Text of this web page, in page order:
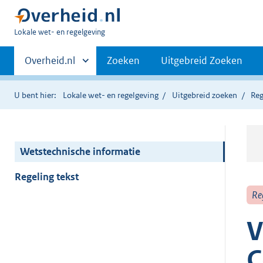
U
hier:
Lokale wet- en regelgeving
Primaire
navigatie
Andere
sites
binnen
Overheid.nl Zoeken Uitgebreid Zoeken
U bent hier: Lokale wet- en regelgeving Uitgebreid zoeken
Wetstechnische informatie
Regeling tekst